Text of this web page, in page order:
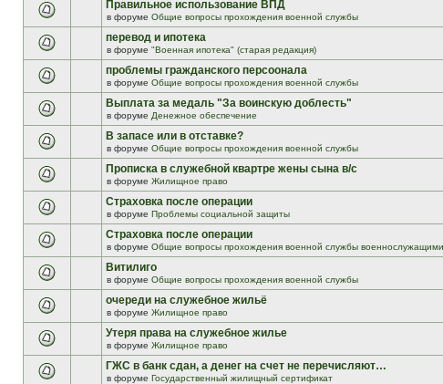
Правильное использование ВПД
в форуме Общие вопросы прохождения военной службы
перевод и ипотека
в форуме "Военная ипотека" (старая редакция)
проблемы гражданского персоонала
в форуме Общие вопросы прохождения военной службы
Выплата за медаль "За воинскую доблесть"
в форуме Денежное обеспечение
В запасе или в отставке?
в форуме Общие вопросы прохождения военной службы
Прописка в служебной квартре жены сына в/с
в форуме Жилищное право
Страховка после операции
в форуме Проблемы социальной защиты
Страховка после операции
в форуме Общие вопросы прохождения военной службы военнослужащими
Витилиго
в форуме Общие вопросы прохождения военной службы
очереди на служебное жильё
в форуме Жилищное право
Утеря права на служебное жилье
в форуме Жилищное право
ГЖС в банк сдан, а денег на счет не перечисляют…
в форуме Государственный жилищный сертификат